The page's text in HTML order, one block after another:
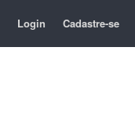
Login Cadastre-se